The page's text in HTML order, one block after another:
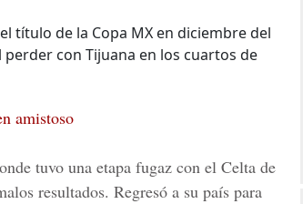
título de la Copa MX en diciembre del
con Tijuana en los cuartos de
amistoso
tuvo una etapa fugaz con el Celta de
resultados. Regresó a su país para